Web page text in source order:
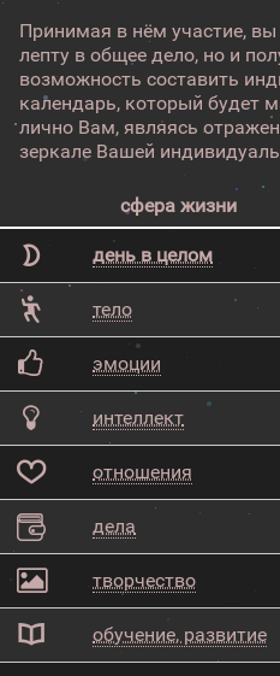
Принимая в нём участие,
лепту в общее дело, но и
возможность составить
календарь, который будет
лично Вам, являясь
зеркале Вашей
сфера жизни
день в целом
тело
эмоции
интеллект
отношения
дела
творчество
обучение, развитие